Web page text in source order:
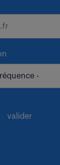
-
valider